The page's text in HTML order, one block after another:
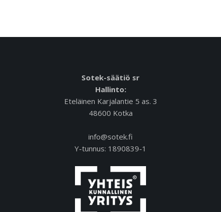
Sotek-säätiö sr
Hallinto:
Eteläinen Karjalantie 5 as. 3
48600 Kotka
info@sotek.fi
Y-tunnus: 1890839-1